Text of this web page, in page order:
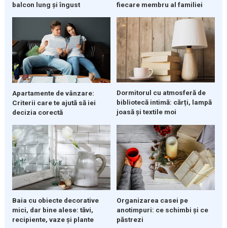
balcon lung și îngust
fiecare membru al familiei
Apartamente de vânzare:
Criterii care te ajută să iei
decizia corectă
Dormitorul cu atmosferă de
bibliotecă intimă: cărți, lampă
joasă și textile moi
Baia cu obiecte decorative
mici, dar bine alese: tăvi,
recipiente, vaze și plante
Organizarea casei pe
anotimpuri: ce schimbi și ce
păstrezi